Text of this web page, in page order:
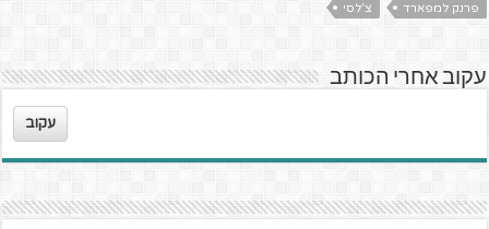
פרנק למפארד
צ'לסי
עקוב אחרי הכותב
עקוב